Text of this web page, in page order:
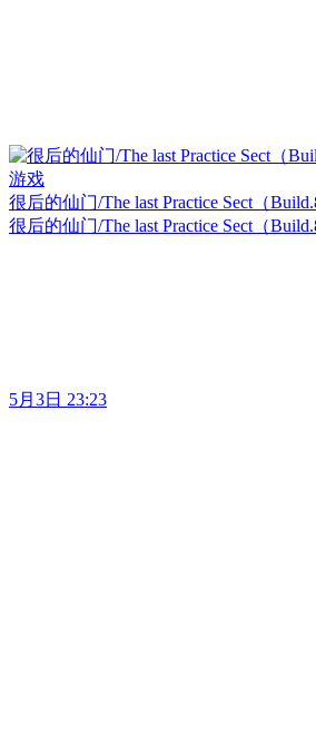
很后的仙门/The last Practice Sect（
很后的仙门/The last Practice Sect（
5月3日 23:23